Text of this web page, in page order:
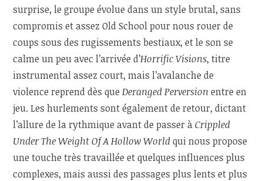
surprise, le groupe évolue dans un style brutal, sans
compromis et assez Old School pour nous rouer de
coups sous des rugissements bestiaux, et le son se
calme un peu avec l’arrivée d’Horrific Visions, titre
instrumental assez court, mais l’avalanche de
violence reprend dès queDeranged Perversion entre en
jeu. Les hurlements sont également de retour, dictant
l’allure de la rythmique avant de passer àCrippled
Under The Weight Of A Hollow Worldqui nous propose
une touche très travaillée et quelques influences plus
complexes, mais aussi des passages plus lents et plus